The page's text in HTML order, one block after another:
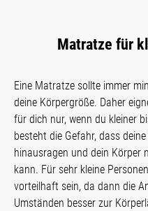
Matratze für
Eine Matratze sollte immer
deine Körpergröße. Daher
für dich nur, wenn du kleiner
besteht die Gefahr, dass
hinausragen und dein Körper
kann. Für sehr kleine
vorteilhaft sein, da dann die
Umständen besser zur